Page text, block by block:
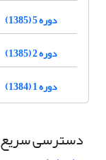
دوره 5 (1385)
دوره 2 (1385)
دوره 1 (1384)
دسترسی سریع